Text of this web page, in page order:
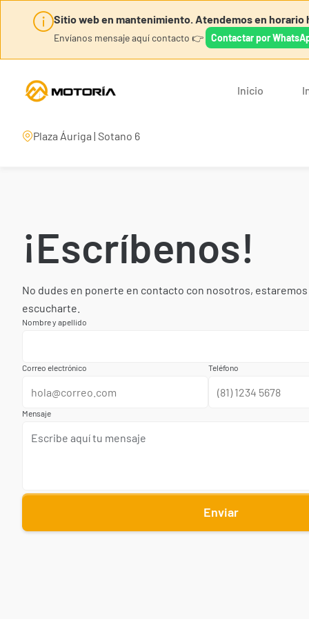
Sitio web en mantenimiento. Atendemos en
Envíanos mensaje aquí contacto 👉 Contactar por
Inicio
Plaza Áuriga | Sotano 6
¡Escríbenos!
No dudes en ponerte en contacto con nosotros,
escucharte.
Nombre y apellido
Correo electrónico Teléfono
Mensaje
Enviar